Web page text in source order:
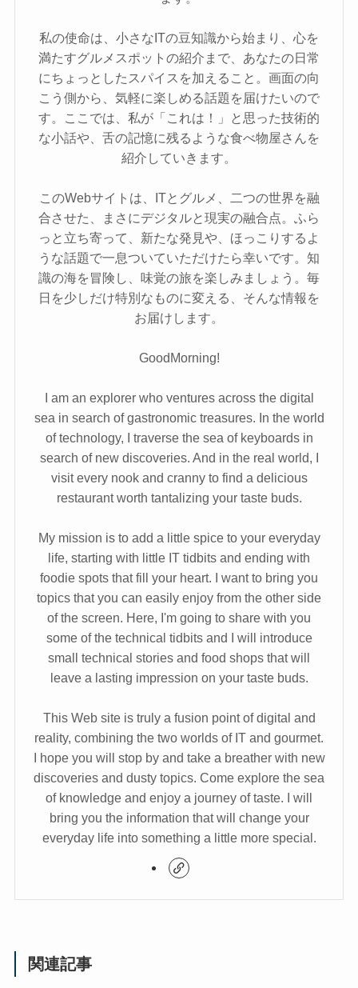
私の使命は、小さなITの豆知識から始まり、心を
満たすグルメスポットの紹介まで、あなたの日常
にちょっとしたスパイスを加えること。画面の向
こう側から、気軽に楽しめる話題を届けたいので
す。ここでは、私が「これは！」と思った技術的
な小話や、舌の記憶に残るような食べ物屋さんを
紹介していきます。
このWebサイトは、ITとグルメ、二つの世界を融
合させた、まさにデジタルと現実の融合点。ふら
っと立ち寄って、新たな発見や、ほっこりするよ
うな話題で一息ついていただけたら幸いです。知
識の海を冒険し、味覚の旅を楽しみましょう。毎
日を少しだけ特別なものに変える、そんな情報を
お届けします。
GoodMorning!
I am an explorer who ventures across the digital
sea in search of gastronomic treasures. In the world
of technology, I traverse the sea of keyboards in
search of new discoveries. And in the real world, I
visit every nook and cranny to find a delicious
restaurant worth tantalizing your taste buds.
My mission is to add a little spice to your everyday
life, starting with little IT tidbits and ending with
foodie spots that fill your heart. I want to bring you
topics that you can easily enjoy from the other side
of the screen. Here, I'm going to share with you
some of the technical tidbits and I will introduce
small technical stories and food shops that will
leave a lasting impression on your taste buds.
This Web site is truly a fusion point of digital and
reality, combining the two worlds of IT and gourmet.
I hope you will stop by and take a breather with new
discoveries and dusty topics. Come explore the sea
of knowledge and enjoy a journey of taste. I will
bring you the information that will change your
everyday life into something a little more special.
関連記事